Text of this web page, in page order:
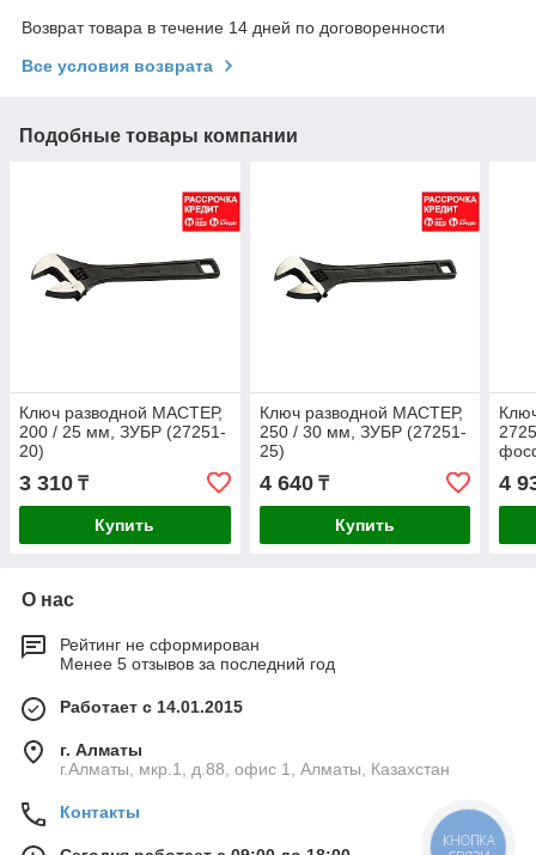
Возврат товара в течение 14 дней по договоренности
Все условия возврата
Подобные товары компании
Ключ разводной МАСТЕР,
200 / 25 мм, ЗУБР (27251-
20)
3 310 ₸
Купить
Ключ разводной МАСТЕР,
250 / 30 мм, ЗУБР (27251-
25)
4 640₸
Купить
4
О нас
Рейтинг не сформирован
Менее 5 отзывов за последний год
Работает с 14.01.2015
г. Алматы
г.Алматы, мкр.1, д.88, офис 1, Алматы, Казахстан
Контакты
КНОПКА